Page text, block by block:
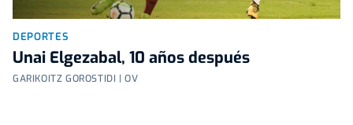
DEPORTES
Unai Elgezabal, 10 años después
GARIKOITZ GOROSTIDI | OV